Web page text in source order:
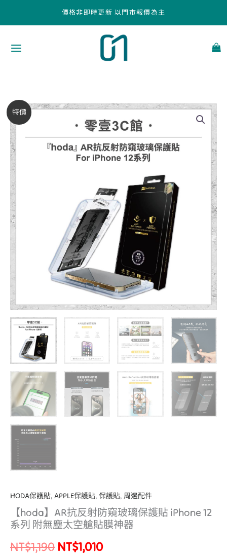
價格非即時更新 以門市報價為主
特價
HODA保護貼, APPLE保護貼, 保護貼, 周邊配件
【hoda】AR抗反射防窺玻璃保護貼 iPhone 12
系列 附無塵太空艙貼膜神器
NT$1,190
原
始
NT$1,190。
NT$1,010
目
前
價
NT$1,010。
【hoda】
AR
抗
反
射
窺
玻
璃
保
12
系
列
附
空
神
器